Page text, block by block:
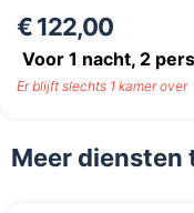
€ 122,00
Voor 1 nacht, 2
Er blijft slechts 1 kamer over
Meer diensten